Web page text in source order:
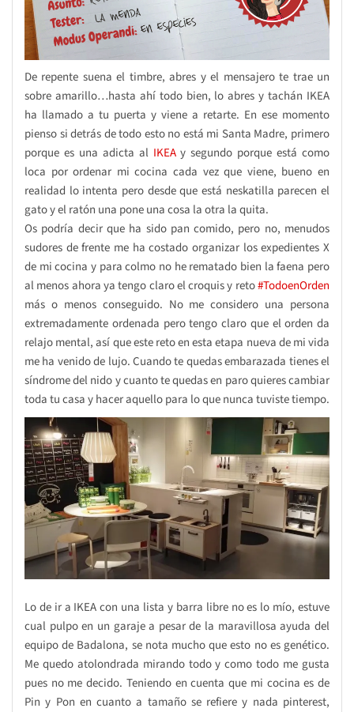
De repente suena el timbre, abres y el mensajero te trae un
sobre amarillo…hasta ahí todo bien, lo abres y tachán IKEA
ha llamado a tu puerta y viene a retarte. En ese momento
pienso si detrás de todo esto no está mi Santa Madre, primero
porque es una adicta al IKEAy segundo porque está como
loca por ordenar mi cocina cada vez que viene, bueno en
realidad lo intenta pero desde que está neskatilla parecen el
gato y el ratón una pone una cosa la otra la quita.
Os podría decir que ha sido pan comido, pero no, menudos
sudores de frente me ha costado organizar los expedientes X
de mi cocina y para colmo no he rematado bien la faena pero
al menos ahora ya tengo claro el croquis y reto#TodoenOrden
más o menos conseguido. No me considero una persona
extremadamente ordenada pero tengo claro que el orden da
relajo mental, así que este reto en esta etapa nueva de mi vida
me ha venido de lujo. Cuando te quedas embarazada tienes el
síndrome del nido y cuanto te quedas en paro quieres cambiar
toda tu casa y hacer aquello para lo que nunca tuviste tiempo.
Lo de ir a IKEA con una lista y barra libre no es lo mío, estuve
cual pulpo en un garaje a pesar de la maravillosa ayuda del
equipo de Badalona, se nota mucho que esto no es genético.
Me quedo atolondrada mirando todo y como todo me gusta
pues no me decido. Teniendo en cuenta que mi cocina es de
Pin y Pon en cuanto a tamaño se refiere y nada pinterest,